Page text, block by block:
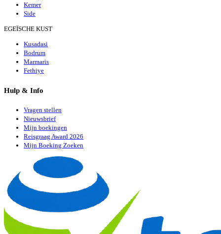
Kemer
Side
EGEÏSCHE KUST
Kusadasi
Bodrum
Marmaris
Fethiye
Hulp & Info
Vragen stellen
Nieuwsbrief
Mijn boekingen
Reisgraag Award 2026
Mijn Boeking Zoeken